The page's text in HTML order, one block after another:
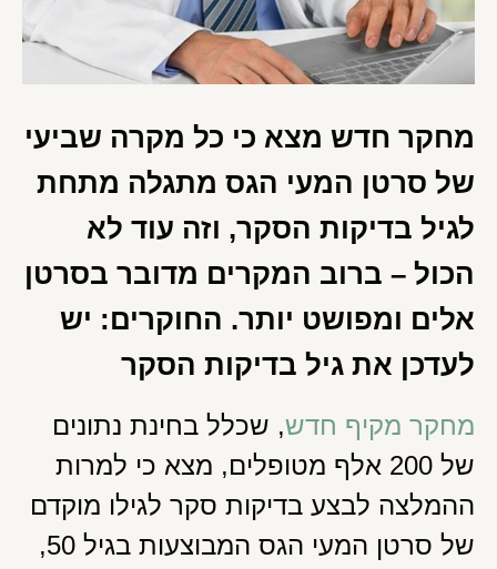
מחקר חדש מצא כי כל מקרה שביעי
של סרטן המעי הגס מתגלה מתחת
לגיל בדיקות הסקר, וזה עוד לא
הכול – ברוב המקרים מדובר בסרטן
אלים ומפושט יותר. החוקרים: יש
לעדכן את גיל בדיקות הסקר
מחקר מקיף חדש, שכלל בחינת נתונים
של 200 אלף מטופלים, מצא כי למרות
ההמלצה לבצע בדיקות סקר לגילו מוקדם
של סרטן המעי הגס המבוצעות בגיל 50,